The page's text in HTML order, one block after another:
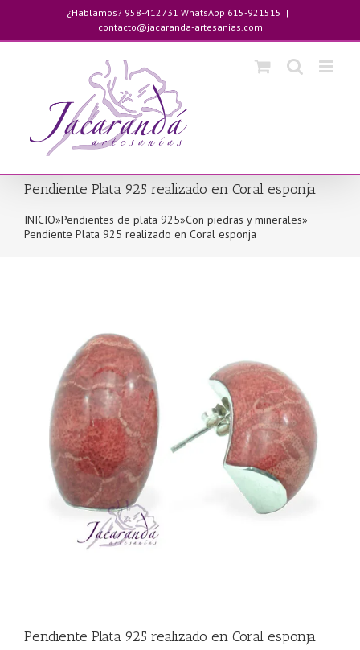
contenido
¿Hablamos? 958-412731 WhatsApp 615-921515 |
contacto@jacaranda-artesanias.com
Pendiente Plata 925 realizado en Coral esponja
INICIO»Pendientes de plata 925»Con piedras y minerales»
Pendiente Plata 925 realizado en Coral esponja
Pendiente Plata 925 realizado en Coral esponja